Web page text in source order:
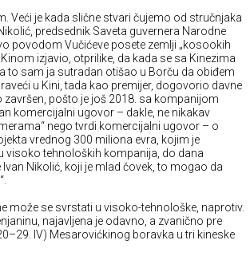
Veći je kada slične stvari čujemo od stručnjaka
predsednik Saveta guvernera Narodne
povodom Vučićeve posete zemlji „kosookih
izjavio, otprilike, da kada se sa Kinezima
to sam ja sutradan otišao u Borču da obiđem
u Kini, tada kao premijer, dogovorio davne
pošto je još 2018. sa kompanijom
komercijalni ugovor – dakle, ne nikakav
nego tvrdi komercijalni ugovor – o
vrednog 300 miliona evra, kojim je
visoko tehnoloških kompanija, do dana
Nikolić, koji je mlad čovek, to mogao da
može se svrstati u visoko-tehnološke, naprotiv.
najavljena je odavno, a zvanično pre
IV) Mesarovićkinog boravka u tri kineske